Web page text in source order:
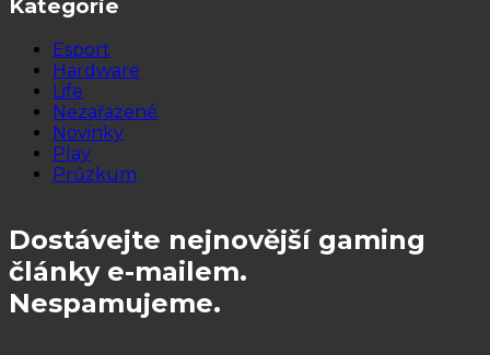
Kategorie
Esport
Hardware
Life
Nezařazené
Novinky
Play
Průzkum
Dostávejte nejnovější gaming
články e-mailem.
Nespamujeme.